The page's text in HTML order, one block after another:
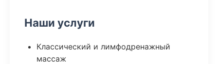
Наши услуги
Классический и лимфодренажный
массаж